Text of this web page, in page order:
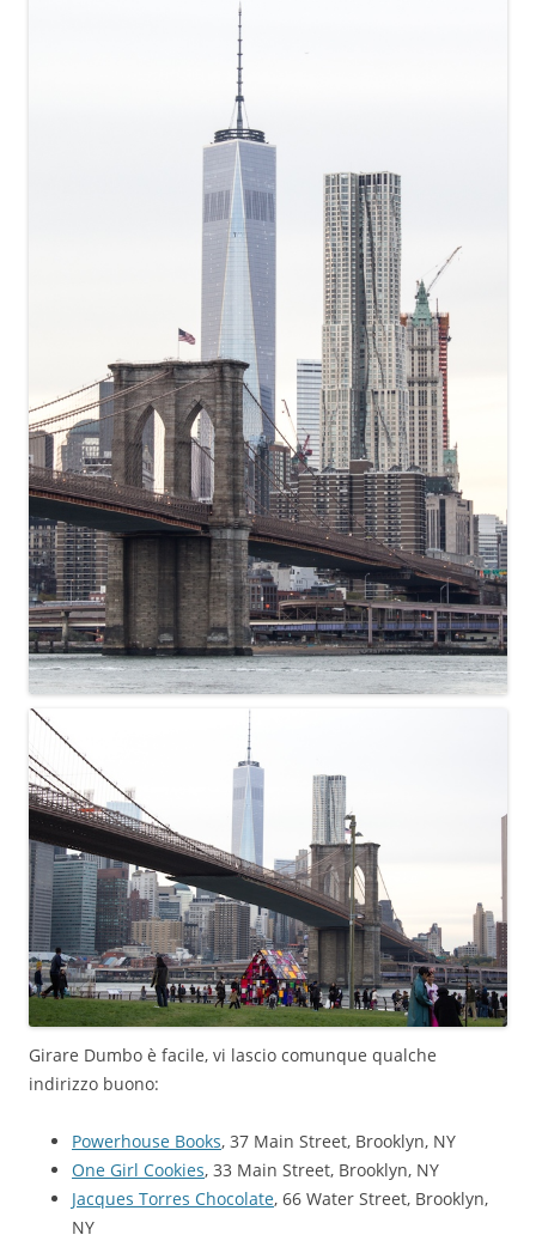
Girare Dumbo è facile, vi lascio comunque qualche
indirizzo buono:
Powerhouse Books, 37 Main Street, Brooklyn, NY
One Girl Cookies, 33 Main Street, Brooklyn, NY
Jacques Torres Chocolate, 66 Water Street, Brooklyn,
NY